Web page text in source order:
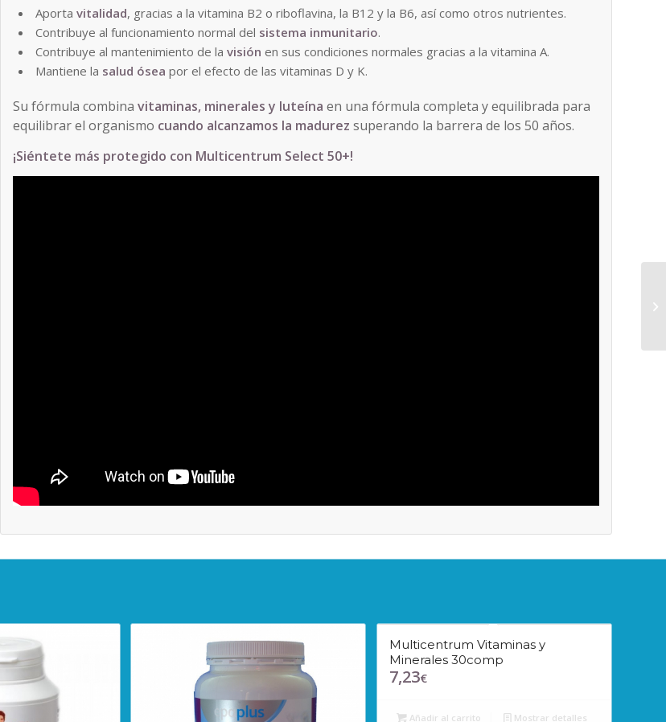
Aportavitalidad, gracias a la vitamina B2 o riboflavina, la B12 y la B6, así como otros nutrientes.
Contribuye al funcionamiento normal del sistema inmunitario.
Contribuye al mantenimiento de lavisiónen sus condiciones normales gracias a la vitamina A.
Mantiene la salud óseapor el efecto de las vitaminas D y K.
Su fórmula combinavitaminas, minerales y luteínaen una fórmula completa y equilibrada para
equilibrar el organismo cuando alcanzamos la madurezsuperando la barrera de los 50 años.
¡Siéntete más protegido con Multicentrum Select 50+!
Multicentrum Vitaminas y
Minerales 30comp
7,23€
Añadir al carrito Mostrar detalles